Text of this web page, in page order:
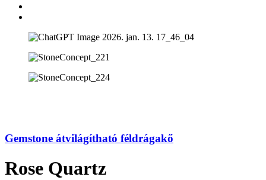
Gemstone átvilágítható féldrágakő
Rose Quartz